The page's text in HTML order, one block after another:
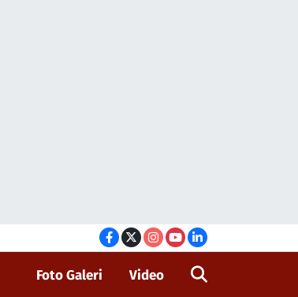
Foto Galeri Video